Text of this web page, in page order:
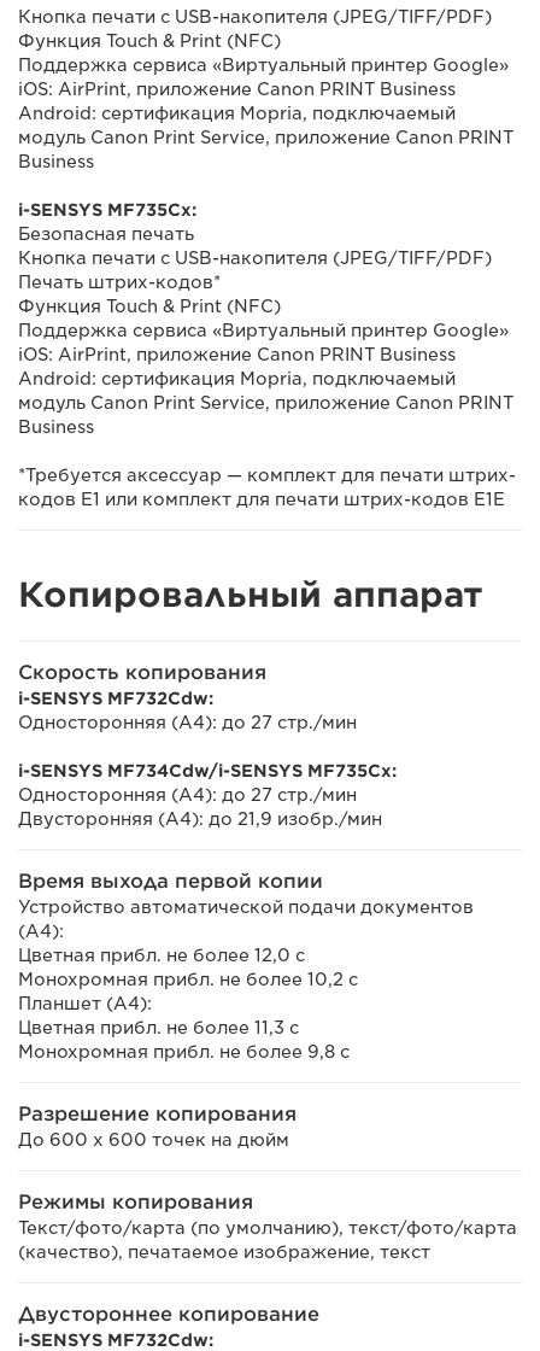
Кнопка печати с USB-накопителя (JPEG/TIFF/PDF)
Функция Touch & Print (NFC)
Поддержка сервиса «Виртуальный принтер Google»
iOS: AirPrint, приложение Canon PRINT Business
Android: сертификация Mopria, подключаемый
модуль Canon Print Service, приложение Canon PRINT
Business
i-SENSYS MF735Cx:
Безопасная печать
Кнопка печати с USB-накопителя (JPEG/TIFF/PDF)
Печать штрих-кодов*
Функция Touch & Print (NFC)
Поддержка сервиса «Виртуальный принтер Google»
iOS: AirPrint, приложение Canon PRINT Business
Android: сертификация Mopria, подключаемый
модуль Canon Print Service, приложение Canon PRINT
Business
*Требуется аксессуар — комплект для печати штрих-
кодов E1 или комплект для печати штрих-кодов E1E
Копировальный аппарат
Скорость копирования
i-SENSYS MF732Cdw:
Односторонняя (A4): до 27 стр./мин
i-SENSYS MF734Cdw/i-SENSYS MF735Cx:
Односторонняя (A4): до 27 стр./мин
Двусторонняя (A4): до 21,9 изобр./мин
Время выхода первой копии
Устройство автоматической подачи документов
(A4):
Цветная прибл. не более 12,0 с
Монохромная прибл. не более 10,2 с
Планшет (A4):
Цветная прибл. не более 11,3 с
Монохромная прибл. не более 9,8 с
Разрешение копирования
До 600 x 600 точек на дюйм
Режимы копирования
Текст/фото/карта (по умолчанию), текст/фото/карта
(качество), печатаемое изображение, текст
Двустороннее копирование
i-SENSYS MF732Cdw: